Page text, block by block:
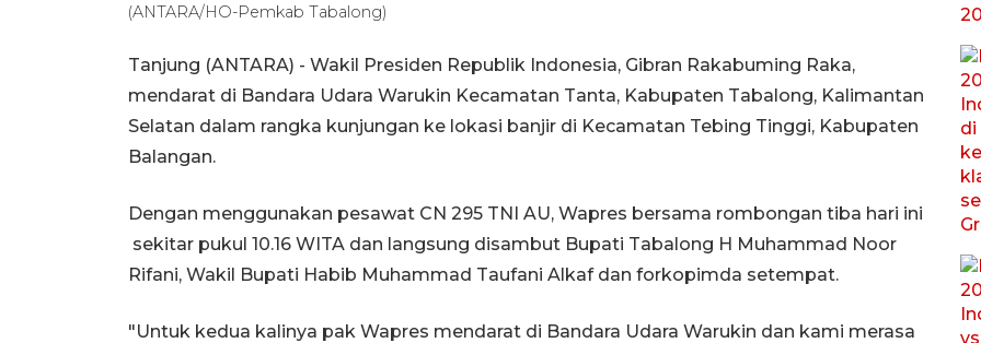
(ANTARA/HO-Pemkab Tabalong)
Tanjung (ANTARA) - Wakil Presiden Republik Indonesia, Gibran Rakabuming Raka,
mendarat di Bandara Udara Warukin Kecamatan Tanta, Kabupaten Tabalong, Kalimantan
Selatan dalam rangka kunjungan ke lokasi banjir di Kecamatan Tebing Tinggi, Kabupaten
Balangan.
Dengan menggunakan pesawat CN 295 TNI AU, Wapres bersama rombongan tiba hari ini
sekitar pukul 10.16 WITA dan langsung disambut Bupati Tabalong H Muhammad Noor
Rifani, Wakil Bupati Habib Muhammad Taufani Alkaf dan forkopimda setempat.
"Untuk kedua kalinya pak Wapres mendarat di Bandara Udara Warukin dan kami merasa